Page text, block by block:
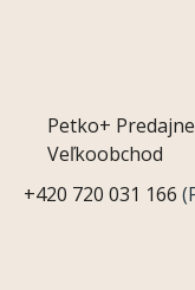
Petko+ Predajne
Veľkoobchod
+420 720 031 166